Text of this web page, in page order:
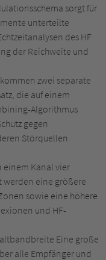
sorgt für
unterteilte
des HF
der Reichweite und
zwei separate
die auf einem
Algorithmus
gegen
Störquellen
einem Kanal vier
werden eine größere
sowie eine höhere
und HF-
Eine große
alle Empfänger und